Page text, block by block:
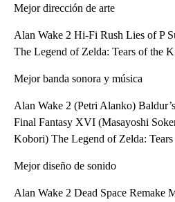
Mejor dirección de arte
Alan Wake 2 Hi-Fi Rush Lies of P
The Legend of Zelda: Tears of the
Mejor banda sonora y música
Alan Wake 2 (Petri Alanko)
Final Fantasy XVI (Masayoshi
Kobori) The Legend of Zelda:
Mejor diseño de sonido
Alan Wake 2 Dead Space Remake